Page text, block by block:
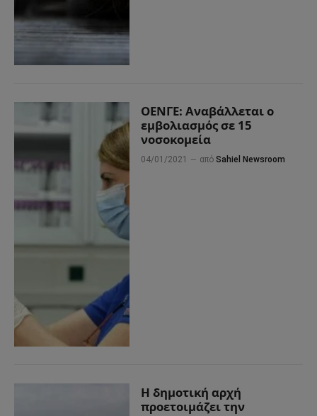
ΟΕΝΓΕ: Αναβάλλεται ο
εμβολιασμός σε 15
νοσοκομεία
04/01/2021 από Sahiel Newsroom
Η δημοτική αρχή
προετοιμάζει την